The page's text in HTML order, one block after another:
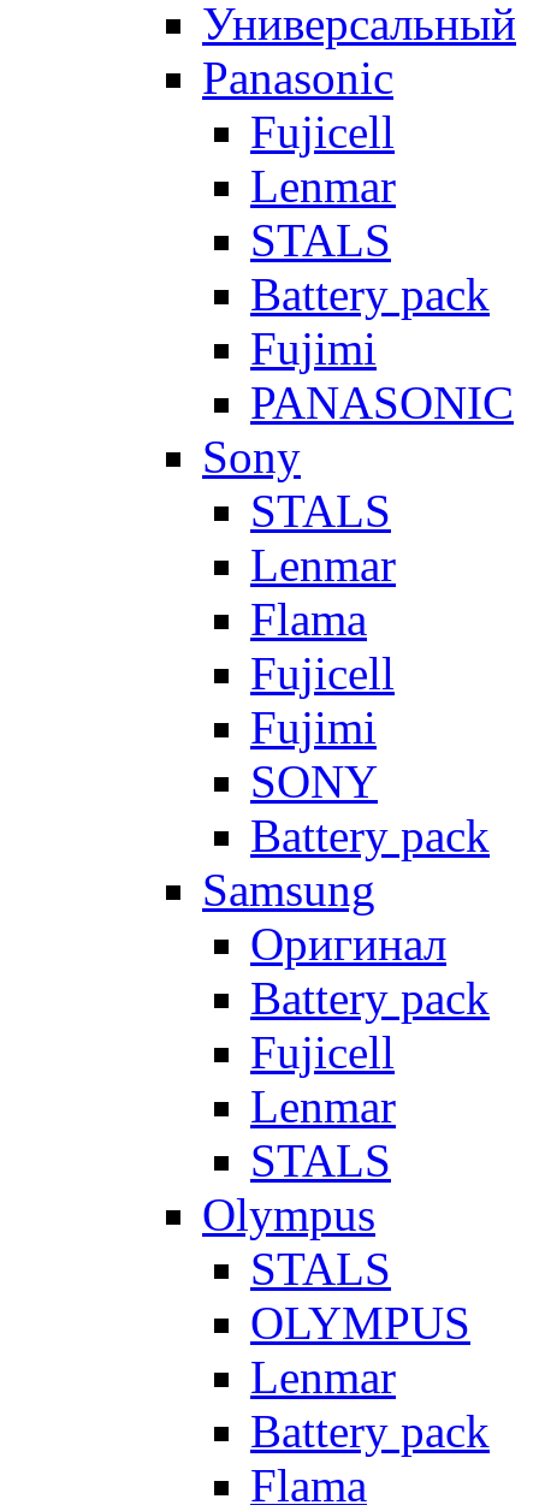
Универсальный
Panasonic
Fujicell
Lenmar
STALS
Battery pack
Fujimi
PANASONIC
Sony
STALS
Lenmar
Flama
Fujicell
Fujimi
SONY
Battery pack
Samsung
Оригинал
Battery pack
Fujicell
Lenmar
STALS
Olympus
STALS
OLYMPUS
Lenmar
Battery pack
Flama